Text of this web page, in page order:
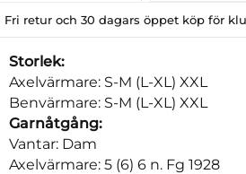
Fri retur och 30 dagars öppet köp för
Storlek:
Axelvärmare: S-M (L-XL) XXL
Benvärmare: S-M (L-XL) XXL
Garnåtgång:
Vantar: Dam
Axelvärmare: 5 (6) 6 n. Fg 1928